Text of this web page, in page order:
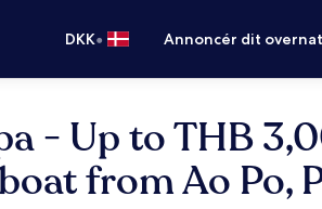
DKK• Annoncér dit
- Up to THB
from Ao Po,